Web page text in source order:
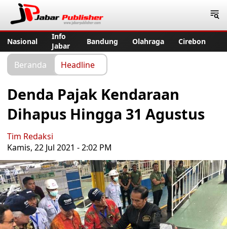
Nasional
Info
Jabar
Bandung Olahraga Cirebon
Beranda Headline
Denda Pajak Kendaraan
Dihapus Hingga 31 Agustus
Tim Redaksi
Kamis, 22 Jul 2021 - 2:02 PM